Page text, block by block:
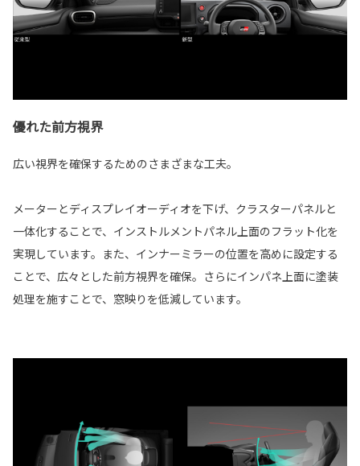
優れた前方視界
広い視界を確保するためのさまざまな工夫。
メーターとディスプレイオーディオを下げ、クラスターパネルと
一体化することで、インストルメントパネル上面のフラット化を
実現しています。また、インナーミラーの位置を高めに設定する
ことで、広々とした前方視界を確保。さらにインパネ上面に塗装
処理を施すことで、窓映りを低減しています。